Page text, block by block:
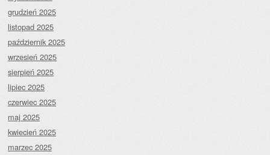
grudzień 2025
listopad 2025
październik 2025
wrzesień 2025
sierpień 2025
lipiec 2025
czerwiec 2025
maj 2025
kwiecień 2025
marzec 2025